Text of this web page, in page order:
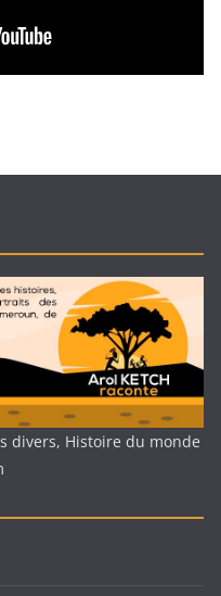
divers, Histoire du monde